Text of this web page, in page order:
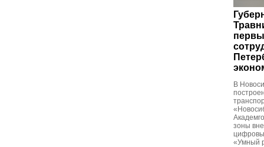
В
зоны
«Умный